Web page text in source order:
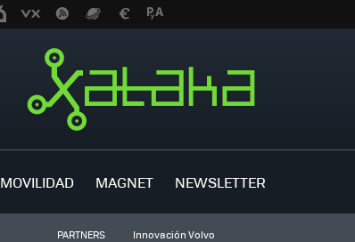
MOVILIDAD MAGNET NEWSLETTER
PARTNERS Innovación Volvo